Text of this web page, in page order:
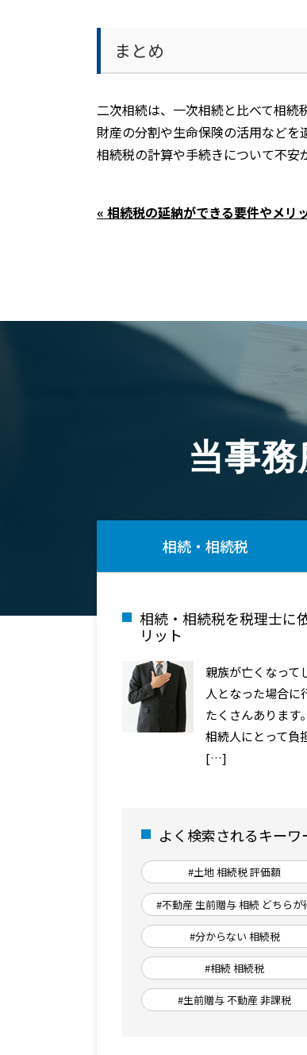
まとめ
二次相続は、一次相続と比べて相続
財産の分割や生命保険の活用などを
相続税の計算や手続きについて不安
« 相続税の延納ができる要件やメリ
当事
相続・相続税
相続・相続税を税理士に
リット
親族が亡くなって
人となった場合に
たくさんあります
相続人にとって負
[…]
よく検索されるキーワ
#土地 相続税 評価額
#不動産 生前贈与 相続 どちらが
#分からない 相続税
#相続 相続税
#生前贈与 不動産 非課税